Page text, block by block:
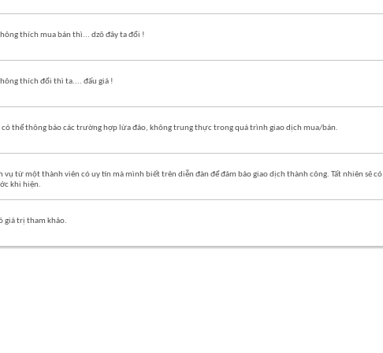
thích mua bán thì... dzô đây ta đổi !
thích đổi thì ta.... đấu giá !
có thể thông báo các trường hợp lừa đảo, không trung thực trong quá trình giao dịch mua/bán.
vụ từ một thành viên có uy tín mà mình biết trên diễn đàn để đảm bảo giao dịch thành công. Tất nhiên sẽ có
khi hiện.
giá trị tham khảo.